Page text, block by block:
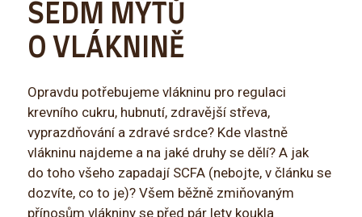
SEDM MÝTŮ
O VLÁKNINĚ
Opravdu potřebujeme vlákninu pro regulaci
krevního cukru, hubnutí, zdravější střeva,
vyprazdňování a zdravé srdce? Kde vlastně
vlákninu najdeme a na jaké druhy se dělí? A jak
do toho všeho zapadají SCFA (nebojte, v článku se
dozvíte, co to je)? Všem běžně zmiňovaným
přínosům vlákniny se před pár lety koukla